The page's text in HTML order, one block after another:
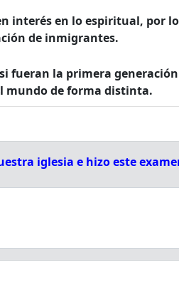
interés en lo espiritual, por
de inmigrantes.
fueran la primera
mundo de forma distinta.
iglesia e hizo este